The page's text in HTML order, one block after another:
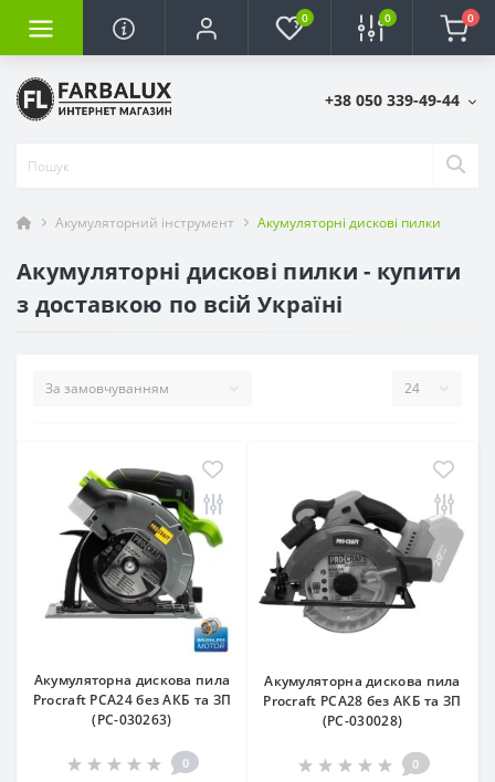
0 0 0
+38 050 339-49-44
Акумуляторний інструмент Акумуляторні дискові пилки
Акумуляторні дискові пилки - купити
з доставкою по всій Україні
Акумуляторна дискова пила
Procraft PCA24 без АКБ та ЗП
(PC-030263)
0
Акумуляторна дискова пила
Procraft PCA28 без АКБ та ЗП
(PC-030028)
0